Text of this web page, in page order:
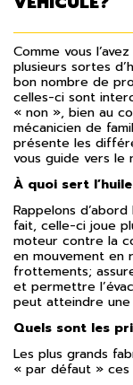
Comme vous
plusieurs sortes
bon nombre de
celles-ci sont
« non », bien au
mécanicien de
présente les
vous guide vers le
À quoi sert
Rappelons
fait, celle-ci joue
moteur contre la
en mouvement en
frottements;
et permettre
peut atteindre
Quels sont les
Les plus grands
« par défaut »